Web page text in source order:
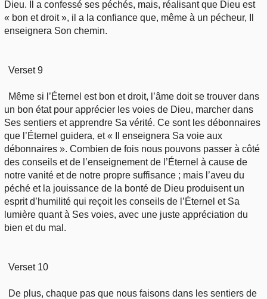
Dieu. Il a confessé ses péchés, mais, réalisant que Dieu est
« bon et droit », il a la confiance que, même à un pécheur, Il
enseignera Son chemin.
Verset 9
Même si l’Éternel est bon et droit, l’âme doit se trouver dans
un bon état pour apprécier les voies de Dieu, marcher dans
Ses sentiers et apprendre Sa vérité. Ce sont les débonnaires
que l’Éternel guidera, et « Il enseignera Sa voie aux
débonnaires ». Combien de fois nous pouvons passer à côté
des conseils et de l’enseignement de l’Éternel à cause de
notre vanité et de notre propre suffisance ; mais l’aveu du
péché et la jouissance de la bonté de Dieu produisent un
esprit d’humilité qui reçoit les conseils de l’Éternel et Sa
lumière quant à Ses voies, avec une juste appréciation du
bien et du mal.
Verset 10
De plus, chaque pas que nous faisons dans les sentiers de